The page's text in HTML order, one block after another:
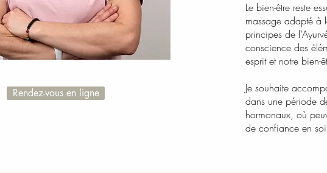
Rendez-vous en ligne
Le bien-être reste
massage adapté à
principes de
conscience des
esprit et notre bien-
Je souhaite
dans une période
hormonaux, où
de confiance en